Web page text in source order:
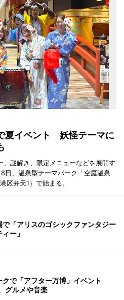
夏イベント 妖怪テーマに
謎解き、限定メニューなどを展開す
日、温泉型テーマパーク「空庭温泉
区弁天1）で始まる。
で「アリスのゴシックファンタジー
ー」
クで「アフター万博」イベント
グルメや音楽